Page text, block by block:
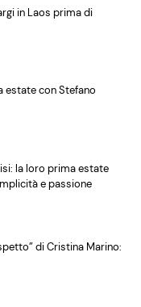
in Laos prima di
estate con Stefano
la loro prima estate
e passione
di Cristina Marino: